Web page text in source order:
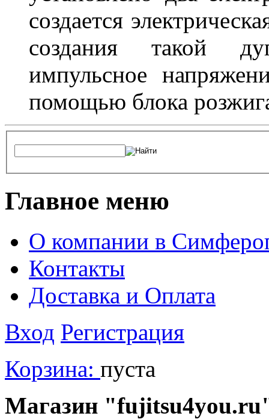
создается
создания такой
импульсное
помощью блока
Главное меню
О компании в
Контакты
Доставка и Оплата
Вход Регистрация
Корзина: пуста
Магазин